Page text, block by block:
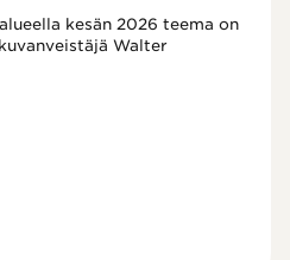
kesän 2026 teema on
Walter